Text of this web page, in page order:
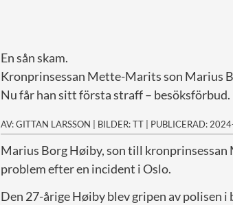
En sån skam.
Kronprinsessan Mette-Marits son Marius
Nu får han sitt första straff – besöksförbud.
AV: GITTAN LARSSON | BILDER: TT | PUBLICERAD:
Marius Borg Høiby, son till
problem efter en incident i Oslo.
Den 27-årige Høiby blev gripen av polisen